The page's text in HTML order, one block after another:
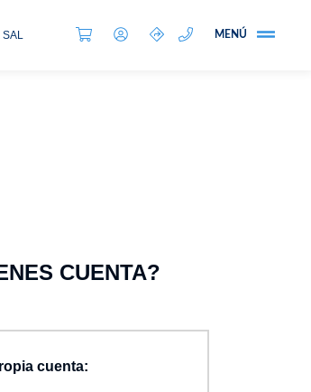
SAL MENÚ
CUENTA?
cuenta: